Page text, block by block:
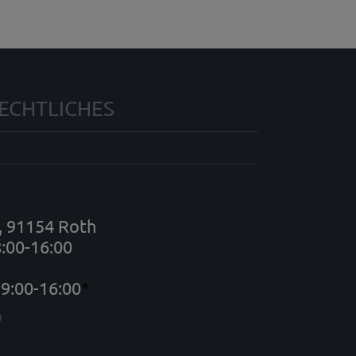
91154 Roth
16:00
16:00*